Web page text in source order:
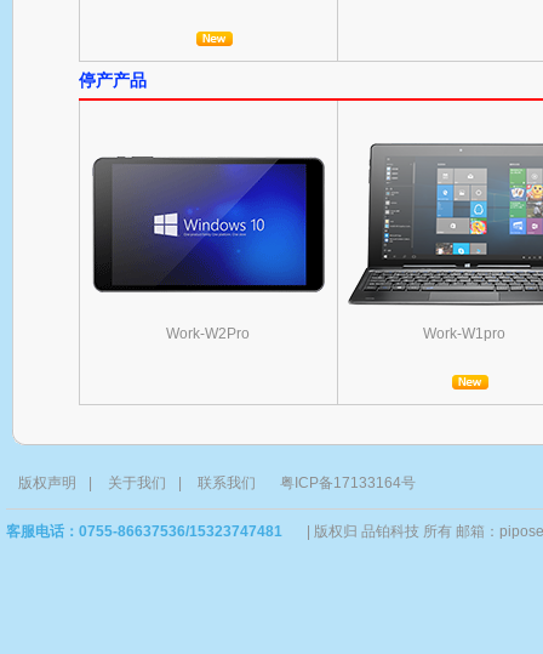
停产产品
Work-W2Pro Work-W1pro
版权声明 关于我们 联系我们 粤ICP备17133164号
客服电话：0755-86637536/15323747481 版权归 品铂科技 所有 邮箱：